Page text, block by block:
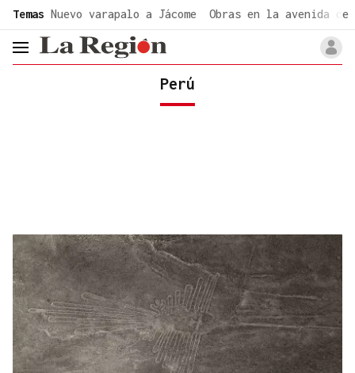
Temas Nuevo varapalo a Jácome Obras en la avenida de
header.menu.open
Perú